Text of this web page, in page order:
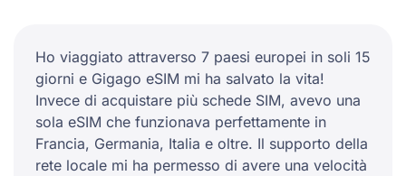
Ho viaggiato attraverso 7 paesi europei in soli 15
giorni e Gigago eSIM mi ha salvato la vita!
Invece di acquistare più schede SIM, avevo una
sola eSIM che funzionava perfettamente in
Francia, Germania, Italia e oltre. Il supporto della
rete locale mi ha permesso di avere una velocità